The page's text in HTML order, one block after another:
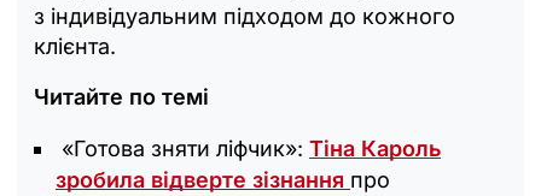
з індивідуальним підходом до кожного
клієнта.
Читайте по темі
«Готова зняти ліфчик»: Тіна Кароль
зробила відверте зізнання про